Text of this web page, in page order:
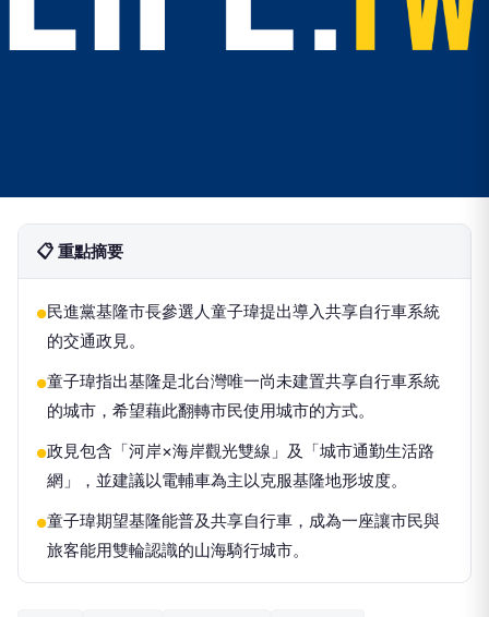
📋 重點摘要
●民進黨基隆市長參選人童子瑋提出導入共享自行車系統
的交通政見。
●童子瑋指出基隆是北台灣唯一尚未建置共享自行車系統
的城市，希望藉此翻轉市民使用城市的方式。
●政見包含「河岸×海岸觀光雙線」及「城市通勤生活路
網」，並建議以電輔車為主以克服基隆地形坡度。
●童子瑋期望基隆能普及共享自行車，成為一座讓市民與
旅客能用雙輪認識的山海騎行城市。